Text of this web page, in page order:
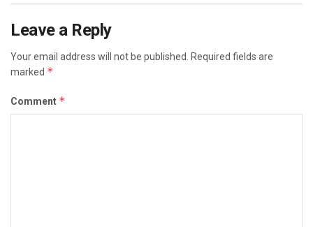
Leave a Reply
Your email address will not be published.
Required fields are
marked *
Comment *